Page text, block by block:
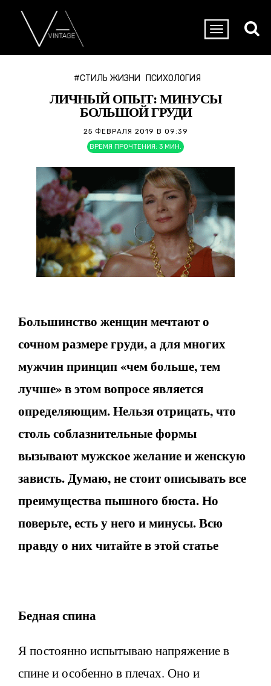
#СТИЛЬ ЖИЗНИ ПСИХОЛОГИЯ
ЛИЧНЫЙ ОПЫТ: МИНУСЫ
БОЛЬШОЙ ГРУДИ
25 ФЕВРАЛЯ 2019 В 09:39
ВРЕМЯ ПРОЧТЕНИЯ: 3 МИН.
Большинство женщин мечтают о
сочном размере груди, а для многих
мужчин принцип «чем больше, тем
лучше» в этом вопросе является
определяющим. Нельзя отрицать, что
столь соблазнительные формы
вызывают мужское желание и женскую
зависть. Думаю, не стоит описывать все
преимущества пышного бюста. Но
поверьте, есть у него и минусы. Всю
правду о них читайте в этой статье
Бедная спина
Я постоянно испытываю напряжение в
спине и особенно в плечах. Оно и